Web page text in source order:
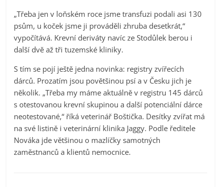
„Třeba jen v loňském roce jsme transfuzi podali asi 130
psům, u koček jsme ji prováděli zhruba desetkrát,“
vypočítává. Krevní deriváty navíc ze Stodůlek berou i
další dvě až tři tuzemské kliniky.
S tím se pojí ještě jedna novinka: registry zvířecích
dárců. Prozatím jsou povětšinou psí a v Česku jich je
několik. „Třeba my máme aktuálně v registru 145 dárců
s otestovanou krevní skupinou a další potenciální dárce
neotestované,“ říká veterinář Boštička. Desítky zvířat má
na své listině i veterinární klinika Jaggy. Podle ředitele
Nováka jde většinou o mazlíčky samotných
zaměstnanců a klientů nemocnice.